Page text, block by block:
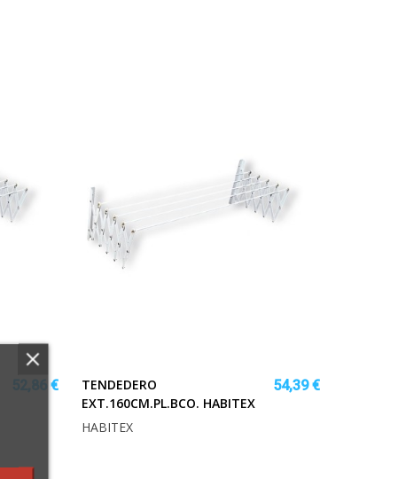
52,86 €
TENDEDERO
EXT.160CM.PL.BCO. HABITEX
54,39 €
HABITEX